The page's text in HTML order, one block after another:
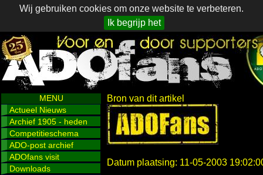
Wij gebruiken cookies om onze website te verbeteren.
Ik begrijp het
MENU
Actueel Nieuws
Archief 1905 - heden
Competitieschema
ADO-post archief
ADOfans visit
Downloads
Bron van dit artikel
Datum plaatsing: 11-05-2003